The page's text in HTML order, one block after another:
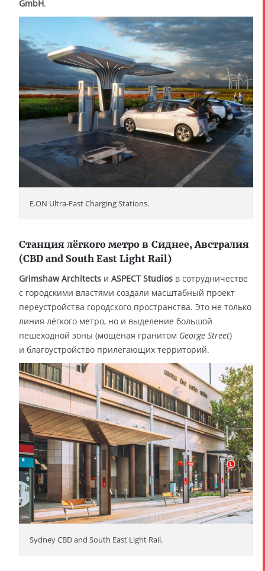
GmbH.
E.ON Ultra-Fast Charging Stations.
Станция лёгкого метро в Сиднее, Австралия
(CBD and South East Light Rail)
Grimshaw Architects и ASPECT Studios в сотрудничестве
с городскими властями создали масштабный проект
переустройства городского пространства. Это не только
линия лёгкого метро, но и выделение большой
пешеходной зоны (мощёная гранитом George Street)
и благоустройство прилегающих территорий.
Sydney CBD and South East Light Rail.